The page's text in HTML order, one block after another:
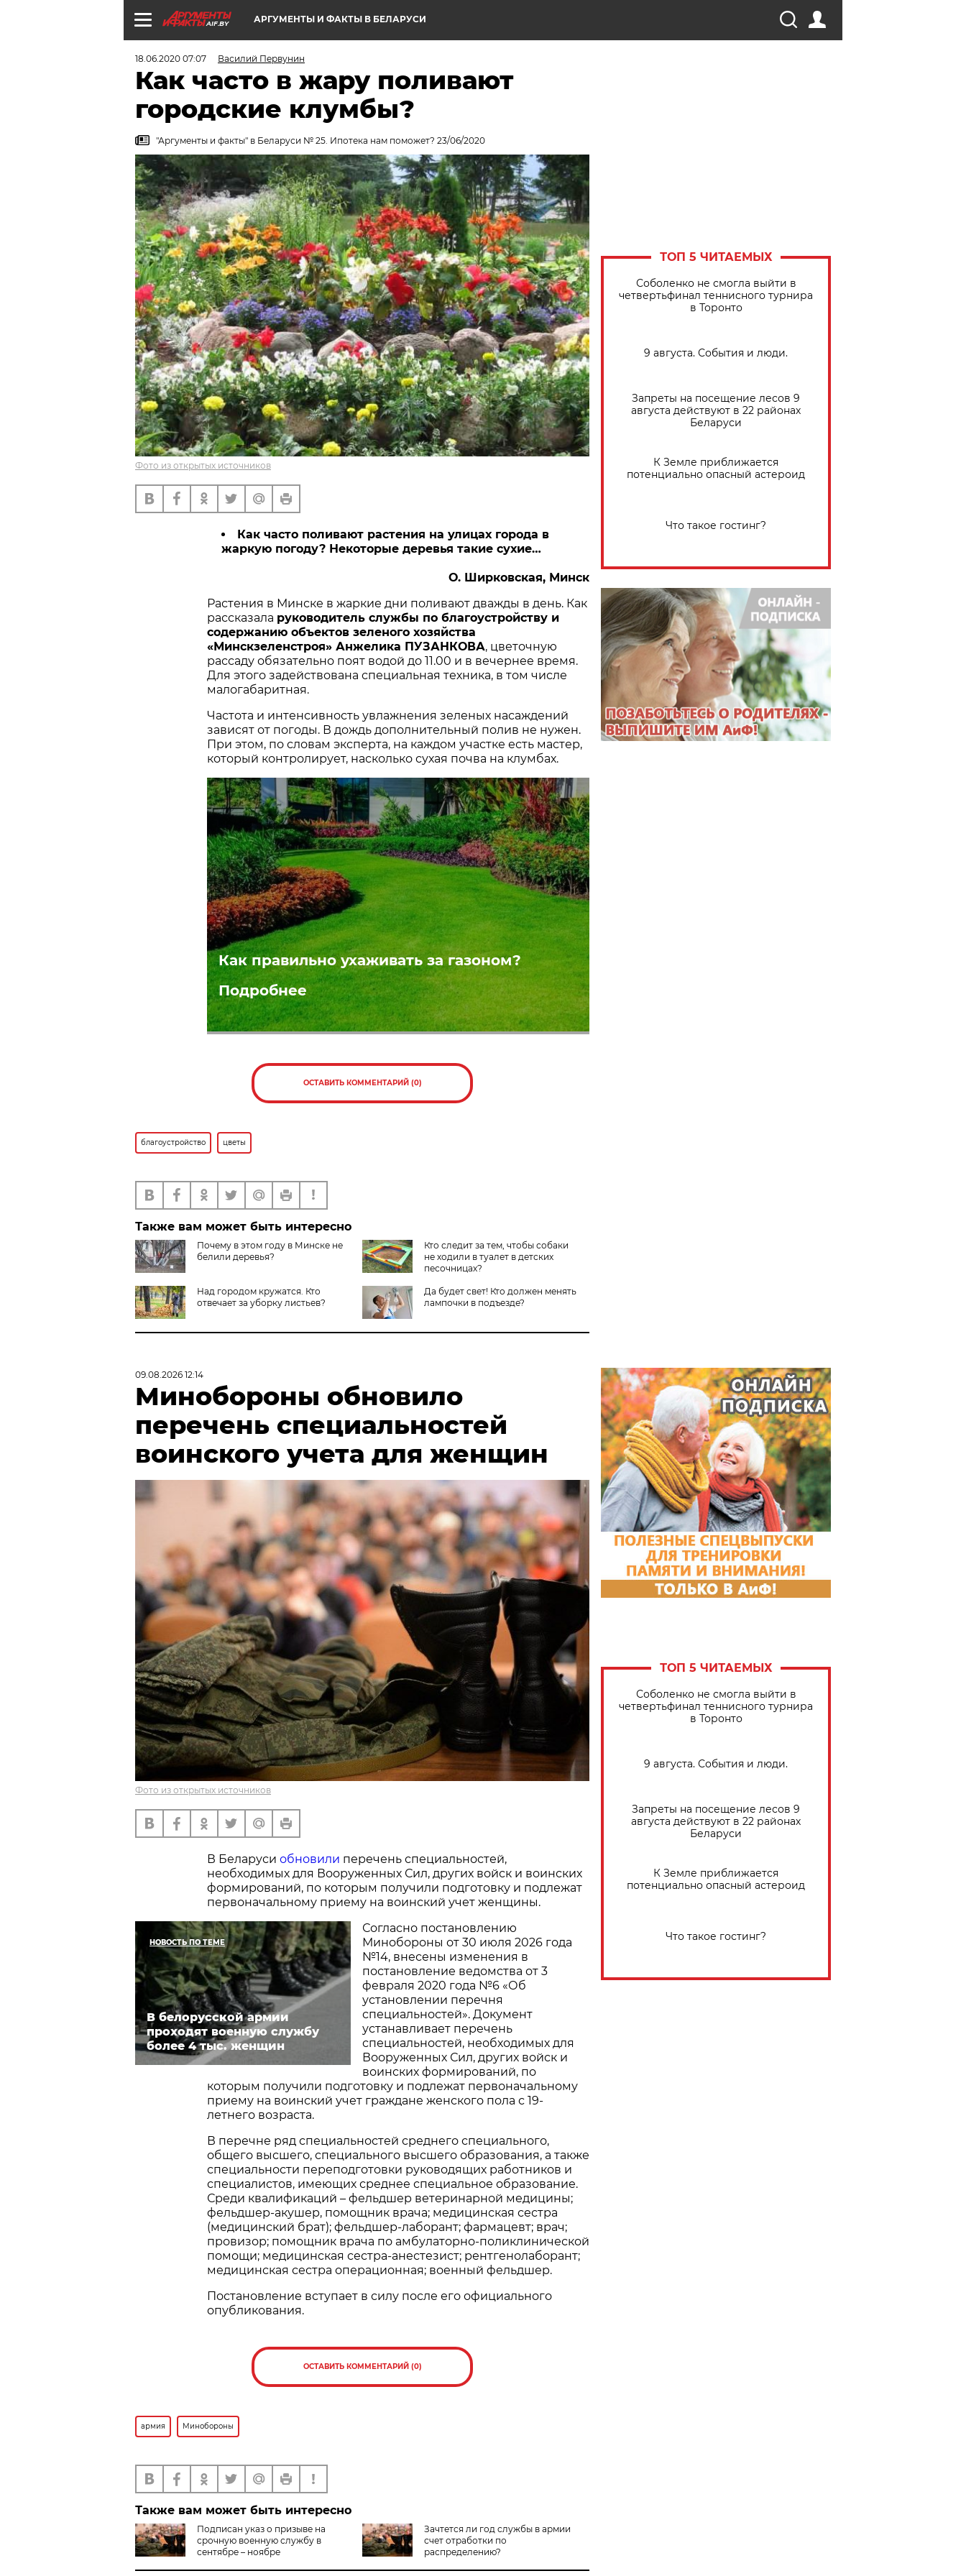
AIF.BY АРГУМЕНТЫ И ФАКТЫ В БЕЛАРУСИ
18.06.2020 07:07 Василий Первунин
Как часто в жару поливают
городские клумбы?
"Аргументы и факты" в Беларуси № 25. Ипотека нам поможет? 23/06/2020
Фото из открытых источников
Как часто поливают растения на улицах города в
жаркую погоду? Некоторые деревья такие сухие…
О. Ширковская, Минск
Растения в Минске в жаркие дни поливают дважды в день. Как
рассказала руководитель службы по благоустройству и
содержанию объектов зеленого хозяйства
«Минскзеленстроя» Анжелика ПУЗАНКОВА, цветочную
рассаду обязательно поят водой до 11.00 и в вечернее время.
Для этого задействована специальная техника, в том числе
малогабаритная.
Частота и интенсивность увлажнения зеленых насаждений
зависят от погоды. В дождь дополнительный полив не нужен.
При этом, по словам эксперта, на каждом участке есть мастер,
который контролирует, насколько сухая почва на клумбах.
Как правильно ухаживать за газоном?
Подробнее
ОСТАВИТЬ КОММЕНТАРИЙ (0)
благоустройство цветы
Также вам может быть интересно
Почему в этом году в Минске не
белили деревья?
Кто следит за тем, чтобы собаки
не ходили в туалет в детских
песочницах?
Над городом кружатся. Кто
отвечает за уборку листьев?
Да будет свет! Кто должен менять
лампочки в подъезде?
ТОП 5 ЧИТАЕМЫХ
Соболенко не смогла выйти в
четвертьфинал теннисного турнира
в Торонто
9 августа. События и люди.
Запреты на посещение лесов 9
августа действуют в 22 районах
Беларуси
К Земле приближается
потенциально опасный астероид
Что такое гостинг?
09.08.2026 12:14
Минобороны обновило
перечень специальностей
воинского учета для женщин
Фото из открытых источников
В Беларуси обновили перечень специальностей,
необходимых для Вооруженных Сил, других войск и воинских
формирований, по которым получили подготовку и подлежат
первоначальному приему на воинский учет женщины.
НОВОСТЬ ПО ТЕМЕ
В белорусской армии
проходят военную службу
более 4 тыс. женщин
Согласно постановлению
Минобороны от 30 июля 2026 года
№14, внесены изменения в
постановление ведомства от 3
февраля 2020 года №6 «Об
установлении перечня
специальностей». Документ
устанавливает перечень
специальностей, необходимых для
Вооруженных Сил, других войск и
воинских формирований, по
которым получили подготовку и подлежат первоначальному
приему на воинский учет граждане женского пола с 19-
летнего возраста.
В перечне ряд специальностей среднего специального,
общего высшего, специального высшего образования, а также
специальности переподготовки руководящих работников и
специалистов, имеющих среднее специальное образование.
Среди квалификаций – фельдшер ветеринарной медицины;
фельдшер-акушер, помощник врача; медицинская сестра
(медицинский брат); фельдшер-лаборант; фармацевт; врач;
провизор; помощник врача по амбулаторно-поликлинической
помощи; медицинская сестра-анестезист; рентгенолаборант;
медицинская сестра операционная; военный фельдшер.
Постановление вступает в силу после его официального
опубликования.
ОСТАВИТЬ КОММЕНТАРИЙ (0)
армия Минобороны
Также вам может быть интересно
Подписан указ о призыве на
срочную военную службу в
сентябре – ноябре
Зачтется ли год службы в армии
счет отработки по
распределению?
ТОП 5 ЧИТАЕМЫХ
Соболенко не смогла выйти в
четвертьфинал теннисного турнира
в Торонто
9 августа. События и люди.
Запреты на посещение лесов 9
августа действуют в 22 районах
Беларуси
К Земле приближается
потенциально опасный астероид
Что такое гостинг?